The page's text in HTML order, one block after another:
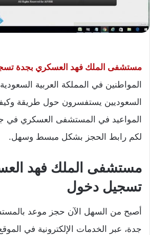
مستشفى الملك فهد العسكري بجدة
المواطنين في المملكة العربية
السعوديين يستفسرون حول طريقة
المواعيد في المستشفى العسكري في
لكم رابط الحجز بشكل مبسط وسهل.
مستشفى الملك فهد
تسجيل دخول
أصبح من السهل الآن حجز موعد
جدة، عبر الخدمات الإلكترونية في